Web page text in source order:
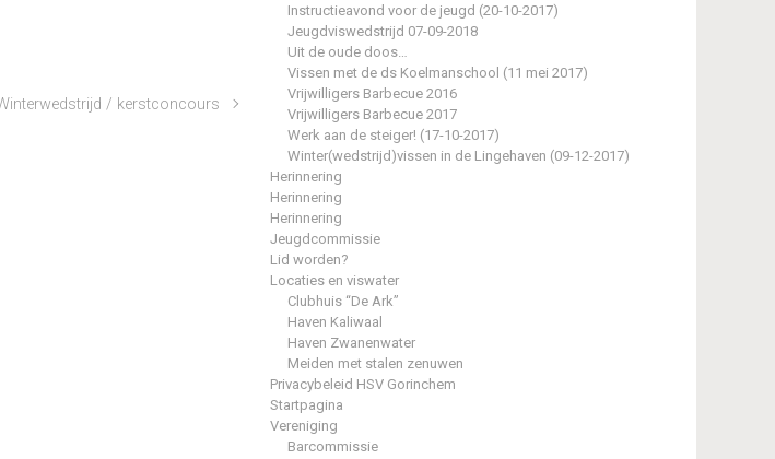
/ kerstconcours
Instructieavond voor de jeugd (20-10-2017)
Jeugdviswedstrijd 07-09-2018
Uit de oude doos…
Vissen met de ds Koelmanschool (11 mei 2017)
Vrijwilligers Barbecue 2016
Vrijwilligers Barbecue 2017
Werk aan de steiger! (17-10-2017)
Winter(wedstrijd)vissen in de Lingehaven (09-12-2017)
Herinnering
Herinnering
Herinnering
Jeugdcommissie
Lid worden?
Locaties en viswater
Clubhuis “De Ark”
Haven Kaliwaal
Haven Zwanenwater
Meiden met stalen zenuwen
Privacybeleid HSV Gorinchem
Startpagina
Vereniging
Barcommissie